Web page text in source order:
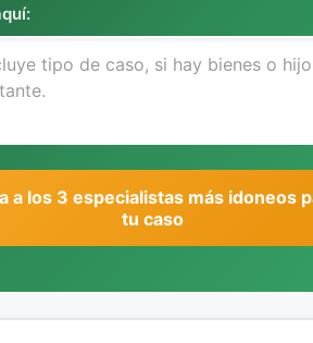
a los 3 especialistas más idoneos
tu caso